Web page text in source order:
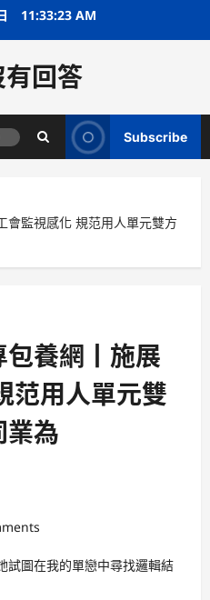
11:33:24 AM
回答
Subscribe
會監視感化 規范用人單元雙方
養網丨施展
范用人單元雙
業為
試圖在我的單戀中尋找邏輯結